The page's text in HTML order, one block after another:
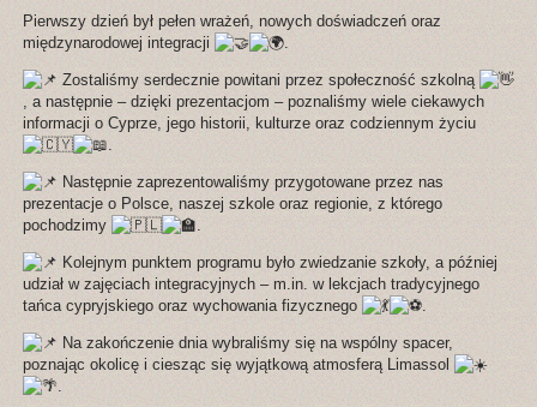
Pierwszy dzień był pełen wrażeń, nowych doświadczeń oraz
międzynarodowej integracji
.
Zostaliśmy serdecznie powitani przez społeczność szkolną
, a następnie – dzięki prezentacjom – poznaliśmy wiele ciekawych
informacji o Cyprze, jego historii, kulturze oraz codziennym życiu
.
Następnie zaprezentowaliśmy przygotowane przez nas
prezentacje o Polsce, naszej szkole oraz regionie, z którego
pochodzimy
.
Kolejnym punktem programu było zwiedzanie szkoły, a później
udział w zajęciach integracyjnych – m.in. w lekcjach tradycyjnego
tańca cypryjskiego oraz wychowania fizycznego
.
Na zakończenie dnia wybraliśmy się na wspólny spacer,
poznając okolicę i ciesząc się wyjątkową atmosferą Limassol
.